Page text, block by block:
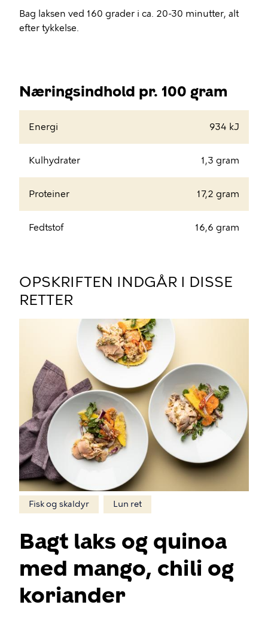
Bag laksen ved 160 grader i ca. 20-30 minutter, alt
efter tykkelse.
Næringsindhold pr. 100 gram
Energi 934 kJ
Kulhydrater 1,3 gram
Proteiner 17,2 gram
Fedtstof 16,6 gram
OPSKRIFTEN INDGÅR I DISSE
RETTER
Fisk og skaldyr Lun ret
Bagt laks og quinoa
med mango, chili og
koriander